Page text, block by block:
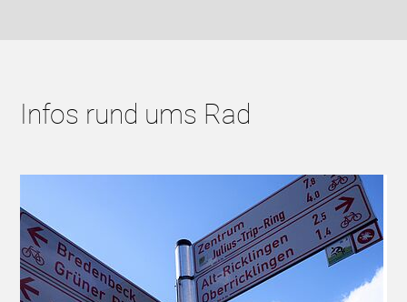
Infos rund ums Rad